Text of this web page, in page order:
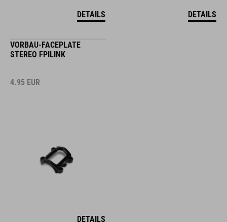
DETAILS DETAILS
VORBAU-FACEPLATE
STEREO FPILINK
4.95 EUR
DETAILS